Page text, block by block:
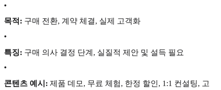
•
목적: 구매 전환, 계약 체결, 실제 고객화
•
특징: 구매 의사 결정 단계, 실질적 제안 및 설득 필요
•
콘텐츠 예시: 제품 데모, 무료 체험, 한정 할인, 1:1 컨설팅, 고